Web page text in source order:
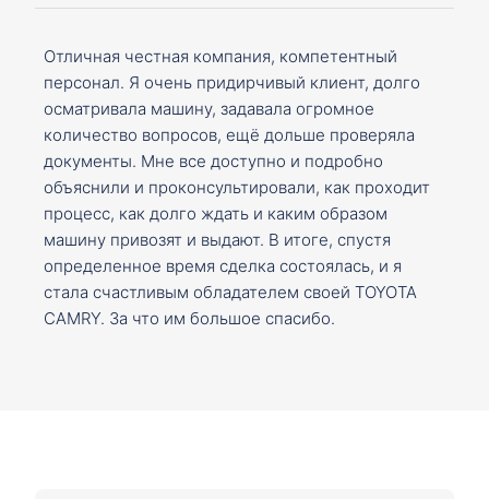
Отличная честная компания, компетентный
персонал. Я очень придирчивый клиент, долго
осматривала машину, задавала огромное
количество вопросов, ещё дольше проверяла
документы. Мне все доступно и подробно
объяснили и проконсультировали, как проходит
процесс, как долго ждать и каким образом
машину привозят и выдают. В итоге, спустя
определенное время сделка состоялась, и я
стала счастливым обладателем своей TOYOTA
CAMRY. За что им большое спасибо.